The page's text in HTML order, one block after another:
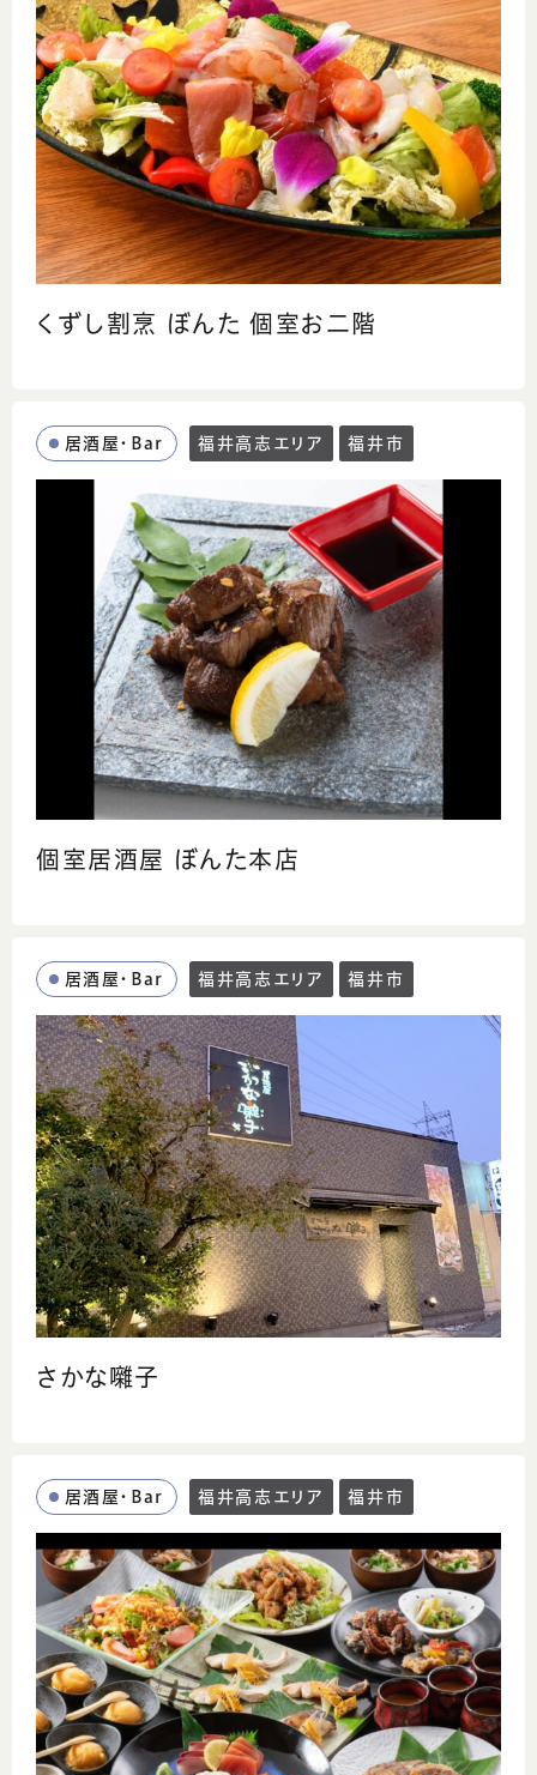
くずし割烹 ぼんた 個室お二階
居酒屋・Bar 福井高志エリア 福井市
個室居酒屋 ぼんた本店
居酒屋・Bar 福井高志エリア 福井市
さかな囃子
居酒屋・Bar 福井高志エリア 福井市